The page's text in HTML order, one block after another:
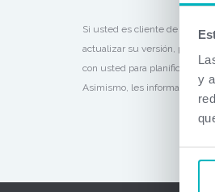
y
Si usted es cliente de
actualizar su versión,
con usted para planificar la
Asimismo, les informamos